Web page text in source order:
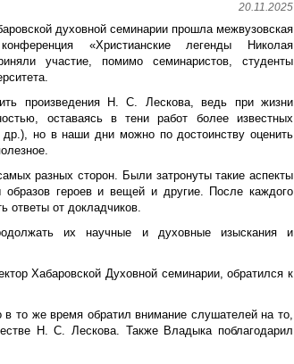
20.11.2025
духовной семинарии прошла межвузовская
конференция «Христианские легенды Николая
участие, помимо семинаристов, студенты
произведения Н. С. Лескова, ведь при жизни
оставаясь в тени работ более известных
но в наши дни можно по достоинству оценить
разных сторон. Были затронуты такие аспекты
героев и вещей и другие. После каждого
ответы от докладчиков.
их научные и духовные изыскания и
Хабаровской Духовной семинарии, обратился к
то же время обратил внимание слушателей на то,
Н. С. Лескова. Также Владыка поблагодарил